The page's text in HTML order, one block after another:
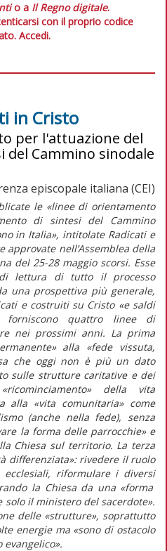
o a Il Regno digitale.
con il proprio codice
Accedi.
in Cristo
per l'attuazione del
del Cammino sinodale
episcopale italiana (CEI)
le «linee di orientamento
di sintesi del Cammino
in Italia», intitolateRadicati e
approvate nell’Assemblea della
del 25-28 maggio scorsi. Esse
lettura di tutto il processo
una prospettiva più generale,
e costruiti su Cristo «e saldi
quattro linee di
nei prossimi anni. La prima
alla «fede vissuta,
che oggi non è più un dato
sulle strutture caritative e dei
della vita
alla «vita comunitaria» come
(anche nella fede), senza
la forma delle parrocchie» e
Chiesa sul territorio. La terza
differenziata»: rivedere il ruolo
riformulare i diversi
la Chiesa da una«forma
il ministero del sacerdote».
delle «strutture», soprattutto
energie ma«sono di ostacolo
evangelico».